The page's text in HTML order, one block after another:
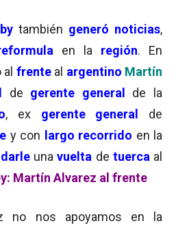
también generó noticias,
en la región. En
frenteal argentino Martín
de gerente general
de la
, ex gerente general
de
y con largo recorrido en la
darleunavuelta de tuerca al
Martín Alvarez al frente
no nos apoyamos en la